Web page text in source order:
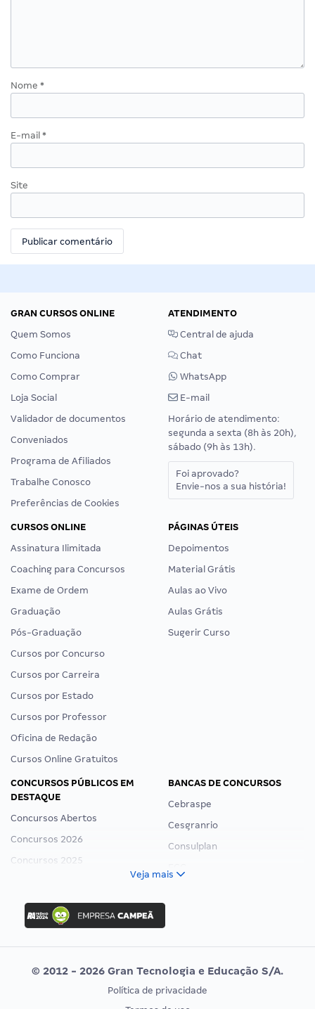
Nome *
E-mail *
Site
GRAN CURSOS ONLINE
Quem Somos
Como Funciona
Como Comprar
Loja Social
Validador de documentos
Conveniados
Programa de Afiliados
Trabalhe Conosco
Preferências de Cookies
ATENDIMENTO
Central de ajuda
Chat
WhatsApp
E-mail
Horário de atendimento:
segunda a sexta (8h às 20h),
sábado (9h às 13h).
Foi aprovado?
Envie-nos a sua história!
CURSOS ONLINE
Assinatura Ilimitada
Coaching para Concursos
Exame de Ordem
Graduação
Pós-Graduação
Cursos por Concurso
Cursos por Carreira
Cursos por Estado
Cursos por Professor
Oficina de Redação
Cursos Online Gratuitos
PÁGINAS ÚTEIS
Depoimentos
Material Grátis
Aulas ao Vivo
Aulas Grátis
Sugerir Curso
CONCURSOS PÚBLICOS EM
DESTAQUE
Concursos Abertos
Concursos 2026
Concursos 2025
Concurso Ibama
Concurso MPU
Editais publicados
BANCAS DE CONCURSOS
Cebraspe
Cesgranrio
Consulplan
Vunesp
CONCURSOS POR PROFISSÃO EXAME DE ORDEM
Veja mais
© 2012 - 2026 Gran Tecnologia e Educação S/A.
Política de privacidade